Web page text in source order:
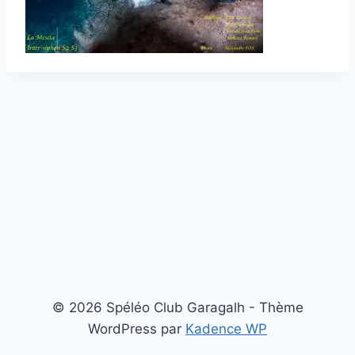
© 2026 Spéléo Club Garagalh - Thème
WordPress par Kadence WP